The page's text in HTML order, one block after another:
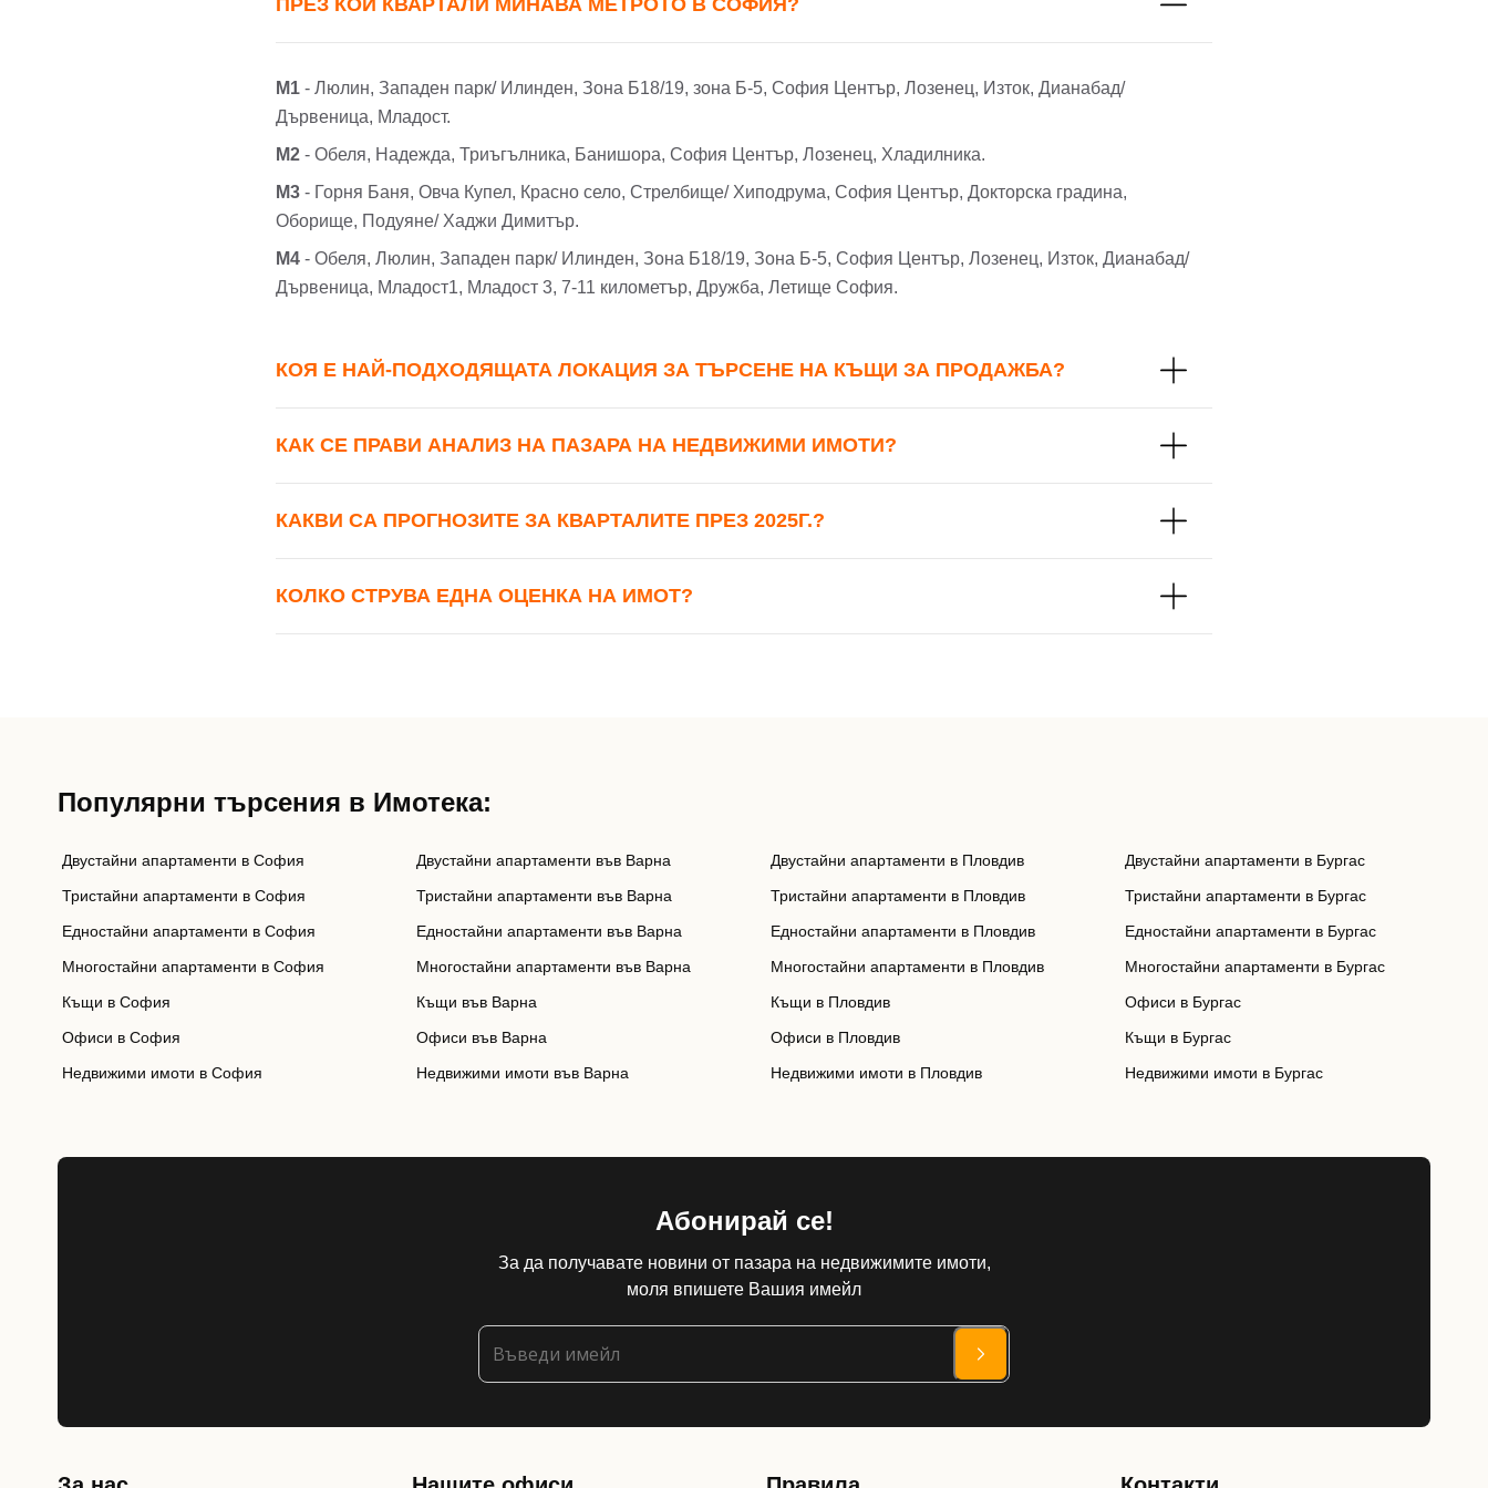
Вход с Google Вход с Facebook
М1 - Люлин, Западен парк/ Илинден, Зона Б18/19, зона Б-5, София Център, Лозенец, Изток, Дианабад/
Дървеница, Младост.
М2 - Обеля, Надежда, Триъгълника, Банишора, София Център, Лозенец, Хладилника.
М3 - Горня Баня, Овча Купел, Красно село, Стрелбище/ Хиподрума, София Център, Докторска градина,
Оборище, Подуяне/ Хаджи Димитър.
М4 - Обеля, Люлин, Западен парк/ Илинден, Зона Б18/19, Зона Б-5, София Център, Лозенец, Изток, Дианабад/
Дървеница, Младост1, Младост 3, 7-11 километър, Дружба, Летище София.
КОЯ Е НАЙ-ПОДХОДЯЩАТА ЛОКАЦИЯ ЗА ТЪРСЕНЕ НА КЪЩИ ЗА ПРОДАЖБА?
КАК СЕ ПРАВИ АНАЛИЗ НА ПАЗАРА НА НЕДВИЖИМИ ИМОТИ?
КАКВИ СА ПРОГНОЗИТЕ ЗА КВАРТАЛИТЕ ПРЕЗ 2025Г.?
КОЛКО СТРУВА ЕДНА ОЦЕНКА НА ИМОТ?
Заяви оглед
Популярни търсения в Имотека:
Двустайни апартаменти в София
Тристайни апартаменти в София
Едностайни апартаменти в София
Многостайни апартаменти в София
Къщи в София
Офиси в София
Недвижими имоти в София
Двустайни апартаменти във Варна
Тристайни апартаменти във Варна
Едностайни апартаменти във Варна
Многостайни апартаменти във Варна
Къщи във Варна
Офиси във Варна
Недвижими имоти във Варна
Двустайни апартаменти в Пловдив
Тристайни апартаменти в Пловдив
Едностайни апартаменти в Пловдив
Многостайни апартаменти в Пловдив
Къщи в Пловдив
Офиси в Пловдив
Недвижими имоти в Пловдив
Двустайни апартаменти в Бургас
Тристайни апартаменти в Бургас
Едностайни апартаменти в Бургас
Многостайни апартаменти в Бургас
Офиси в Бургас
Къщи в Бургас
Недвижими имоти в Бургас
Абонирай се!
За да получавате новини от пазара на недвижимите имоти,
моля впишете Вашия имейл